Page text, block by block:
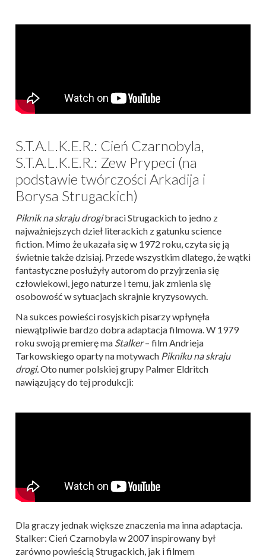
S.T.A.L.K.E.R.: Cień Czarnobyla,
S.T.A.L.K.E.R.: Zew Prypeci (na
podstawie twórczości Arkadija i
Borysa Strugackich)
Piknik na skraju drogibraci Strugackich to jedno z
najważniejszych dzieł literackich z gatunku science
fiction. Mimo że ukazała się w 1972 roku, czyta się ją
świetnie także dzisiaj. Przede wszystkim dlatego, że wątki
fantastyczne posłużyły autorom do przyjrzenia się
człowiekowi, jego naturze i temu, jak zmienia się
osobowość w sytuacjach skrajnie kryzysowych.
Na sukces powieści rosyjskich pisarzy wpłynęła
niewątpliwie bardzo dobra adaptacja filmowa. W 1979
roku swoją premierę ma Stalker– film Andrieja
Tarkowskiego oparty na motywach Pikniku na skraju
drogi.Oto numer polskiej grupy Palmer Eldritch
nawiązujący do tej produkcji:
Dla graczy jednak większe znaczenia ma inna adaptacja.
Stalker: Cień Czarnobyla w 2007 inspirowany był
zarówno powieścią Strugackich, jak i filmem